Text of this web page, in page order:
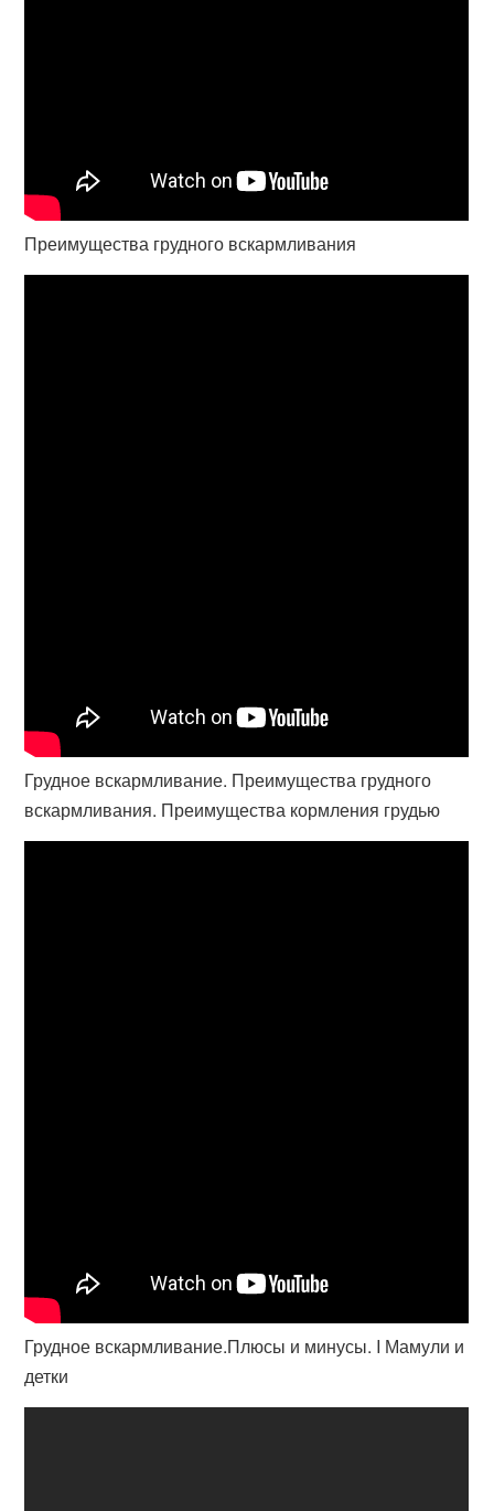
Преимущества грудного вскармливания
Грудное вскармливание. Преимущества грудного
вскармливания. Преимущества кормления грудью
Грудное вскармливание.Плюсы и минусы. I Мамули и
детки